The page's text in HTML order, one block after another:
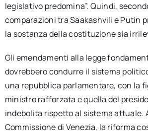
legislativo predomina”. Quindi,
comparazioni tra Saakashvili e Putin
la sostanza della costituzione sia
Gli emendamenti alla legge
dovrebbero condurre il sistema
una repubblica parlamentare, con la
ministro rafforzata e quella del
indebolita rispetto al sistema attuale.
Commissione di Venezia, la riforma